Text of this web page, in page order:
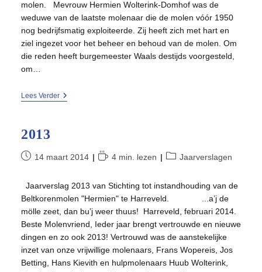
molen. Mevrouw Hermien Wolterink-Domhof was de
weduwe van de laatste molenaar die de molen vóór 1950
nog bedrijfsmatig exploiteerde. Zij heeft zich met hart en
ziel ingezet voor het beheer en behoud van de molen. Om
die reden heeft burgemeester Waals destijds voorgesteld,
om…
Lees Verder2015
2013
Bericht14 maart 2014 Leestijd:
4 min. lezen Berichtcategorie:
Jaarverslagen
Jaarverslag 2013 van Stichting tot instandhouding van de
Beltkorenmolen "Hermien" te Harreveld. ...a’j de
mölle zeet, dan bu’j weer thuus! Harreveld, februari 2014.
Beste Molenvriend, Ieder jaar brengt vertrouwde en nieuwe
dingen en zo ook 2013! Vertrouwd was de aanstekelijke
inzet van onze vrijwillige molenaars, Frans Wopereis, Jos
Betting, Hans Kievith en hulpmolenaars Huub Wolterink,